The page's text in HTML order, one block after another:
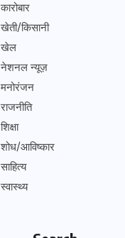
कारोबार
खेती/किसानी
खेल
नेशनल न्यूज़
मनोरंजन
राजनीति
शिक्षा
शोध/आविष्कार
साहित्य
स्वास्थ्य